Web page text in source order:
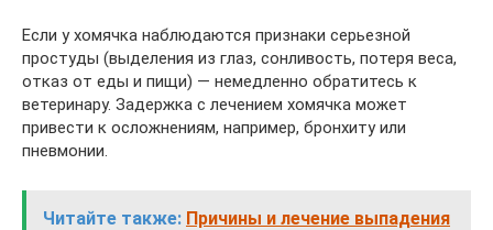
Если у хомячка наблюдаются признаки серьезной
простуды (выделения из глаз, сонливость, потеря веса,
отказ от еды и пищи) — немедленно обратитесь к
ветеринару. Задержка с лечением хомячка может
привести к осложнениям, например, бронхиту или
пневмонии.
Читайте также: Причины и лечение выпадения